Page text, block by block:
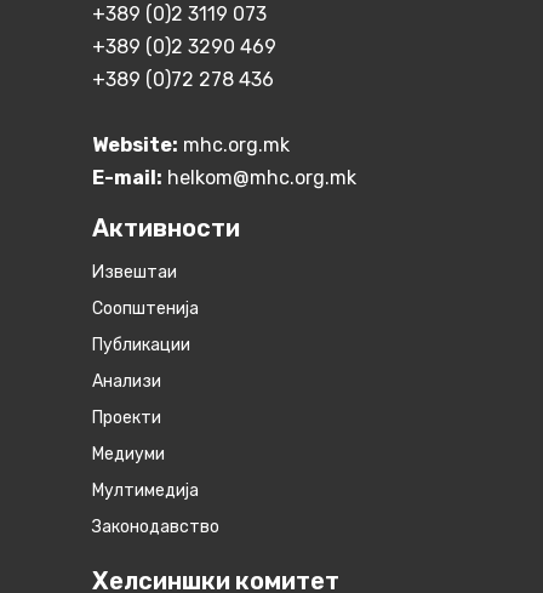
+389 (0)2 3119 073
+389 (0)2 3290 469
+389 (0)72 278 436
Website: mhc.org.mk
E-mail: helkom@mhc.org.mk
Активности
Извештаи
Соопштенија
Публикации
Анализи
Проекти
Медиуми
Мултимедија
Законодавство
Хелсиншки комитет